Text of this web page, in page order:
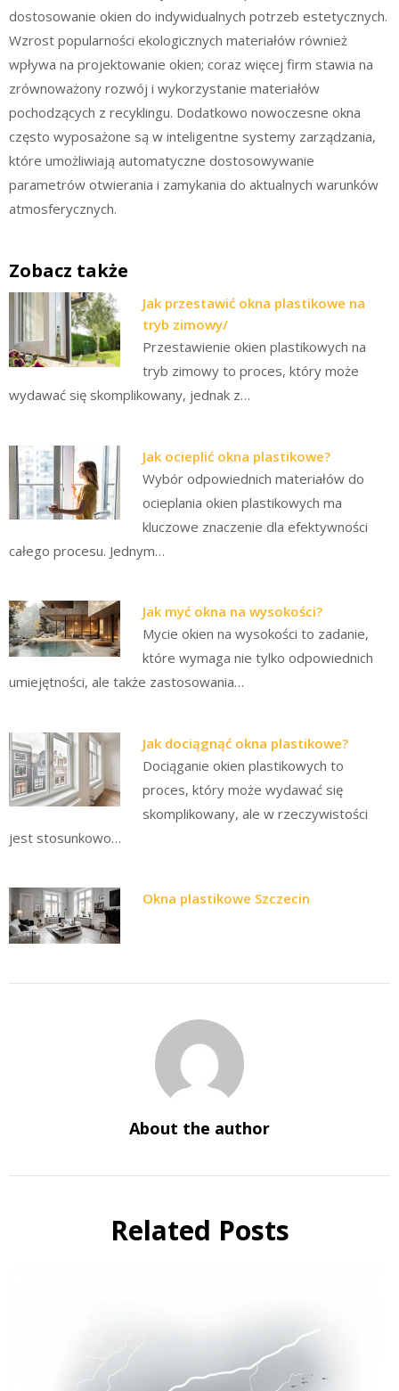
dostosowanie okien do indywidualnych potrzeb estetycznych.
Wzrost popularności ekologicznych materiałów również
wpływa na projektowanie okien; coraz więcej firm stawia na
zrównoważony rozwój i wykorzystanie materiałów
pochodzących z recyklingu. Dodatkowo nowoczesne okna
często wyposażone są w inteligentne systemy zarządzania,
które umożliwiają automatyczne dostosowywanie
parametrów otwierania i zamykania do aktualnych warunków
atmosferycznych.
Zobacz także
Jak przestawić okna plastikowe na
tryb zimowy/
Przestawienie okien plastikowych na
tryb zimowy to proces, który może
wydawać się skomplikowany, jednak z…
Jak ocieplić okna plastikowe?
Wybór odpowiednich materiałów do
ocieplania okien plastikowych ma
kluczowe znaczenie dla efektywności
całego procesu. Jednym…
Jak myć okna na wysokości?
Mycie okien na wysokości to zadanie,
które wymaga nie tylko odpowiednich
umiejętności, ale także zastosowania…
Jak dociągnąć okna plastikowe?
Dociąganie okien plastikowych to
proces, który może wydawać się
skomplikowany, ale w rzeczywistości
jest stosunkowo…
Okna plastikowe Szczecin
About the author
Related Posts